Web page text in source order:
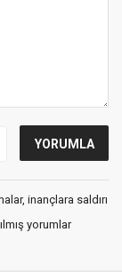
inançlara saldırı
yorumlar